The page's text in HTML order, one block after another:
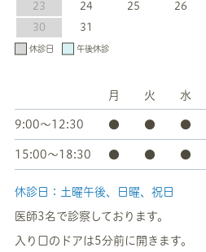
23
24 25 26
30
31
休診日 午後休診
月 火 水
9:00～12:30 ● ● ●
15:00～18:30 ● ● ●
休診日：土曜午後、日曜、祝日
医師3名で診察しております。
入り口のドアは5分前に開きます。